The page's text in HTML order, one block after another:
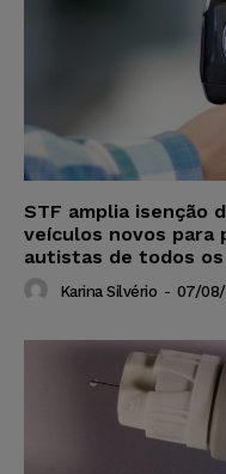
STF amplia isenção
veículos novos para
autistas de todos os
Karina Silvério - 07/